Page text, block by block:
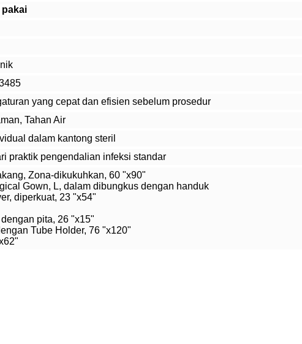
pakai
yang cepat dan efisien sebelum prosedur
Tahan Air
dalam kantong steril
praktik pengendalian infeksi standar
Zona-dikukuhkan, 60 "x90"
Gown, L, dalam dibungkus dengan handuk
diperkuat, 23 "x54"
pita, 26 "x15"
Tube Holder, 76 "x120"